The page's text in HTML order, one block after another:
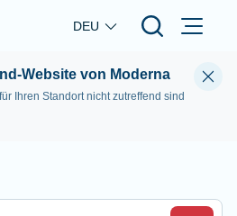
Skip to main content
DEU
Website von Moderna
Ihren Standort nicht zutreffend sind
Sucheingabe ein